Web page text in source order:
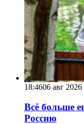
18:4606 авг 2026
Всё больше
Россию